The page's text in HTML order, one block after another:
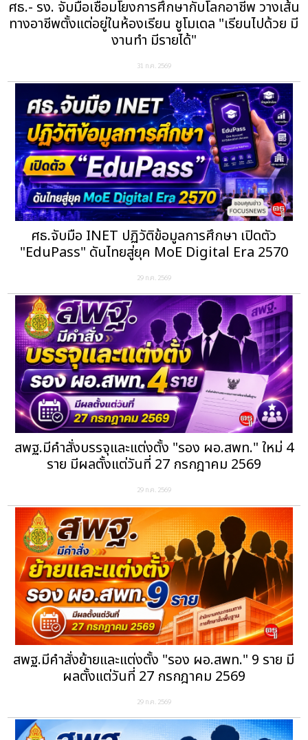
ศธ.- รง. จับมือเชื่อมโยงการศึกษากับโลกอาชีพ วางเส้น
ทางอาชีพตั้งแต่อยู่ในห้องเรียน ชูโมเดล "เรียนไปด้วย มี
งานทำ มีรายได้"
31 ก.ค. 2569
ศธ.จับมือ INET ปฏิวัติข้อมูลการศึกษา เปิดตัว
"EduPass" ดันไทยสู่ยุค MoE Digital Era 2570
29 ก.ค. 2569
สพฐ.มีคำสั่งบรรจุและแต่งตั้ง "รอง ผอ.สพท." ใหม่ 4
ราย มีผลตั้งแต่วันที่ 27 กรกฎาคม 2569
29 ก.ค. 2569
สพฐ.มีคำสั่งย้ายและแต่งตั้ง "รอง ผอ.สพท." 9 ราย มี
ผลตั้งแต่วันที่ 27 กรกฎาคม 2569
29 ก.ค. 2569